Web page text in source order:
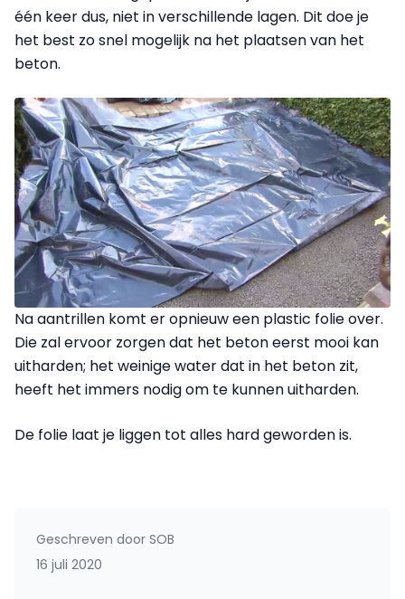
één keer dus, niet in verschillende lagen. Dit doe je
het best zo snel mogelijk na het plaatsen van het
beton.
Na aantrillen komt er opnieuw een plastic folie over.
Die zal ervoor zorgen dat het beton eerst mooi kan
uitharden; het weinige water dat in het beton zit,
heeft het immers nodig om te kunnen uitharden.
De folie laat je liggen tot alles hard geworden is.
Geschreven door SOB
16 juli 2020